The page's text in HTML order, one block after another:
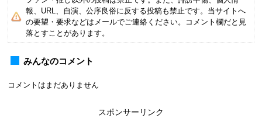
報、URL、自演、公序良俗に反する投稿も禁止です。当サイトへ
の要望・要求などはメールでご連絡ください。コメント欄だと見
落とすことがあります。
みんなのコメント
コメントはまだありません
スポンサーリンク